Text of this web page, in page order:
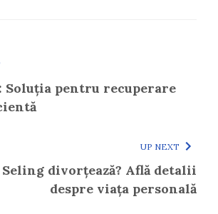
Soluția pentru recuperare
UP NEXT
Seling divorțează? Află detalii
despre viața personală